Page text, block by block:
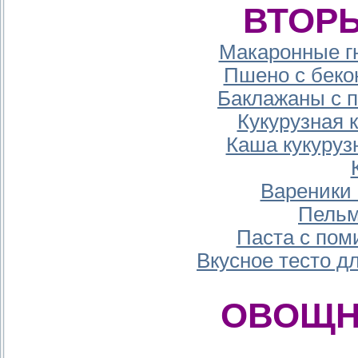
Макаронные
Пшено с
Баклажаны с
Кукурузная
Каша
Паста с
Вкусное тесто